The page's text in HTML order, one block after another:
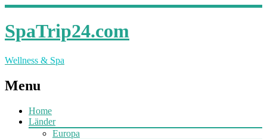
SpaTrip24.com
Wellness & Spa
Menu
Home
Länder
Europa